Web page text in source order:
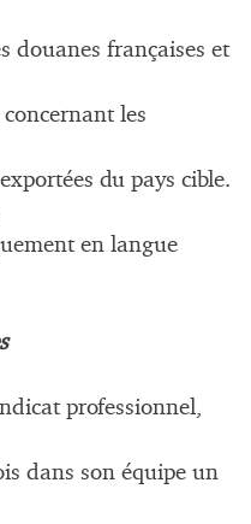
douanes françaises et
les
du pays cible.
en langue
professionnel,
dans son équipe un